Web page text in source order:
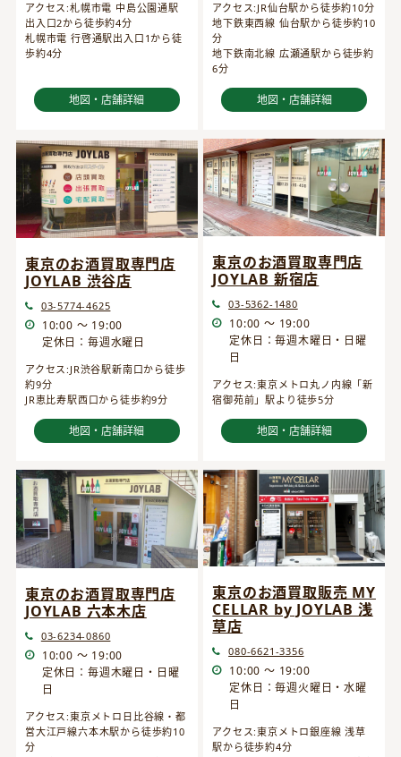
アクセス:札幌市電 中島公園通駅
出入口2から徒歩約4分
札幌市電 行啓通駅出入口1から徒
歩約4分
地図・店舗詳細
アクセス:JR仙台駅から徒歩約10分
地下鉄東西線 仙台駅から徒歩約10
分
地下鉄南北線 広瀬通駅から徒歩約
6分
地図・店舗詳細
東京のお酒買取専門店
JOYLAB 渋谷店
03-5774-4625
10:00 ～ 19:00
定休日：毎週水曜日
アクセス:JR渋谷駅新南口から徒歩
約9分
JR恵比寿駅西口から徒歩約9分
地図・店舗詳細
東京のお酒買取専門店
JOYLAB 新宿店
03-5362-1480
10:00 ～ 19:00
定休日：毎週木曜日・日曜
日
アクセス:東京メトロ丸ノ内線「新
宿御苑前」駅より徒歩5分
地図・店舗詳細
東京のお酒買取専門店
JOYLAB 六本木店
03-6234-0860
10:00 ～ 19:00
定休日：毎週木曜日・日曜
日
アクセス:東京メトロ日比谷線・都
営大江戸線六本木駅から徒歩約10
分
東京のお酒買取販売 MY
CELLAR by JOYLAB 浅
草店
080-6621-3356
10:00 ～ 19:00
定休日：毎週火曜日・水曜
日
アクセス:東京メトロ銀座線 浅草
駅から徒歩約4分